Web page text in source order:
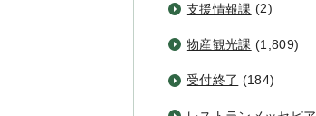
支援情報課 (2)
物産観光課 (1,809)
受付終了 (184)